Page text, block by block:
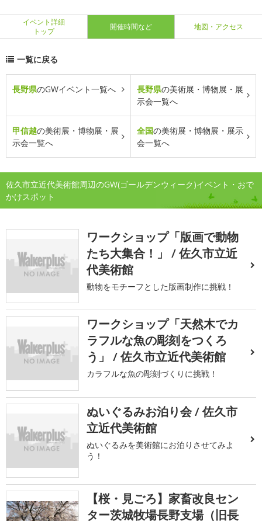
イベント詳細
トップ
開催時間など 地図・アクセス
一覧に戻る
長野県のGWイベント一覧へ 長野県の美術展・博物展・展
示会一覧へ
甲信越の美術展・博物展・展
示会一覧へ
全国の美術展・博物展・展示
会一覧へ
佐久市立近代美術館周辺のGW(ゴールデンウィーク)イベント・おで
かけスポット
ワークショップ「版画で動物
たち大集合！」 / 佐久市立近
代美術館
動物をモチーフとした版画制作に挑戦！
ワークショップ「天然木でカ
ラフルな魚の彫刻をつくろ
う」 / 佐久市立近代美術館
カラフルな魚の彫刻づくりに挑戦！
ぬいぐるみお泊り会 / 佐久市
立近代美術館
ぬいぐるみを美術館にお泊りさせてみよ
う！
【桜・見ごろ】家畜改良セン
ター茨城牧場長野支場（旧長